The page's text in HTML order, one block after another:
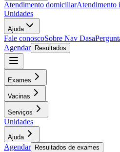
Atendimento domiciliarAtendimento
Unidades
Ajuda
Fale conoscoSobre Nav Dasa
Agendar
Resultados
Exames
Vacinas
Serviços
Unidades
Ajuda
Agendar Resultados de exames